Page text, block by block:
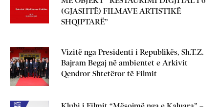
(GJASHTË) FILMAVE ARTISTIKË
SHQIPTARË”
Vizitë nga Presidenti i Republikës, Sh.T.Z.
Bajram Begaj në ambientet e Arkivit
Qendror Shtetëror të Filmit